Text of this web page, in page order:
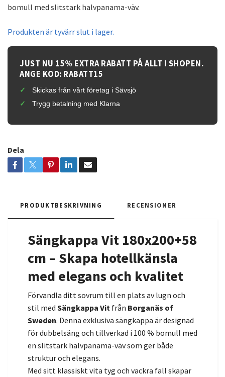
bomull med slitstark halvpanama-väv.
Produkten är tyvärr slut i lager.
JUST NU 15% EXTRA RABATT PÅ ALLT I SHOPEN.
ANGE KOD: RABATT15
Skickas från vårt företag i Sävsjö
Trygg betalning med Klarna
Dela
PRODUKTBESKRIVNING RECENSIONER
Sängkappa Vit 180x200+58
cm – Skapa hotellkänsla
med elegans och kvalitet
Förvandla ditt sovrum till en plats av lugn och
stil med Sängkappa Vit från Borganäs of
Sweden. Denna exklusiva sängkappa är designad
för dubbelsäng och tillverkad i 100 % bomull med
en slitstark halvpanama-väv som ger både
struktur och elegans.
Med sitt klassiskt vita tyg och vackra fall skapar